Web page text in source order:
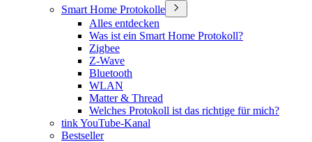
Smart Home Protokolle
Alles entdecken
Was ist ein Smart Home Protokoll?
Zigbee
Z-Wave
Bluetooth
WLAN
Matter & Thread
Welches Protokoll ist das richtige für mich?
tink YouTube-Kanal
Bestseller